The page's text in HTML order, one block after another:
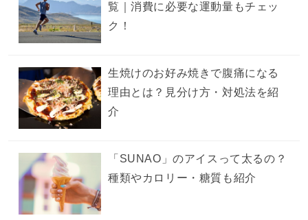
覧｜消費に必要な運動量もチェッ
ク！
生焼けのお好み焼きで腹痛になる
理由とは？見分け方・対処法を紹
介
「SUNAO」のアイスって太るの？
種類やカロリー・糖質も紹介